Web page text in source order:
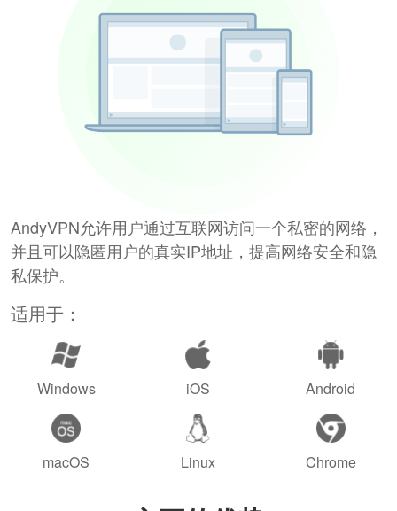
AndyVPN允许用户通过互联网访问一个私密的网络，
并且可以隐匿用户的真实IP地址，提高网络安全和隐
私保护。
适用于：
Windows iOS Android
macOS Linux Chrome